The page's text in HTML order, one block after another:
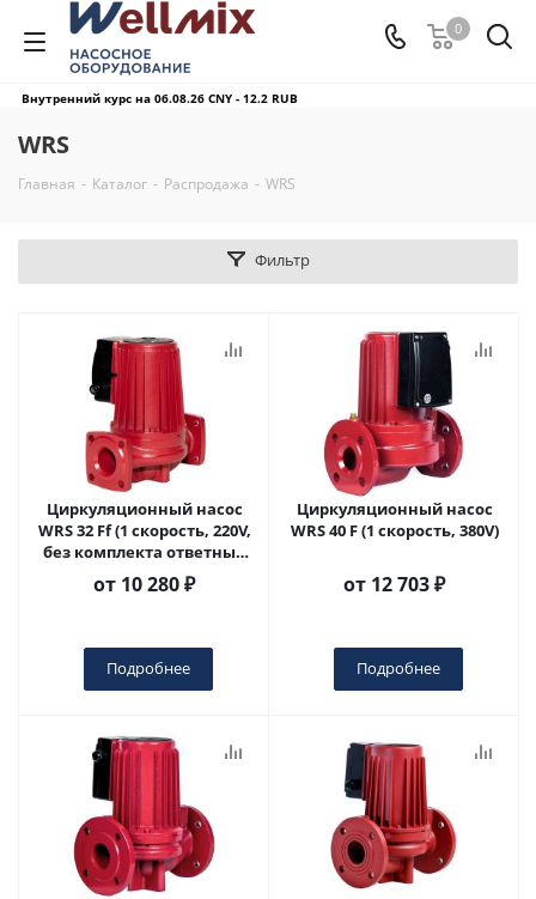
0
Внутренний курс на 06.08.26 CNY - 12.2 RUB
WRS
Главная - Каталог - Распродажа - WRS
Фильтр
Циркуляционный насос
WRS 32 Ff (1 скорость, 220V,
без комплекта ответных
фланцев)
от 10 280 ₽
Подробнее
Циркуляционный насос
WRS 40 F (1 скорость, 380V)
от 12 703 ₽
Подробнее